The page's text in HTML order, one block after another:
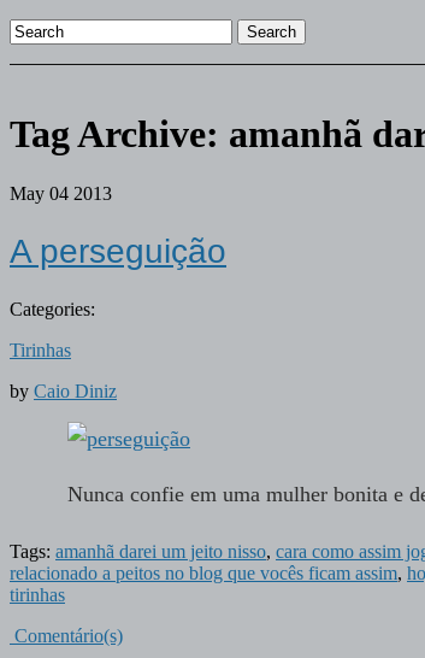
Search
Tag Archive: amanhã
May 04 2013
A perseguição
Categories:
Tirinhas
by Caio Diniz
Nunca confie em uma mulher bonita e
Tags: amanhã darei um jeito nisso, cara como assim
relacionado a peitos no blog que vocês ficam assim,
tirinhas
Comentário(s)